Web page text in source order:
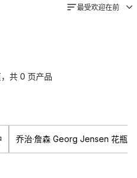
级的品牌。
最受欢迎在前
共 0 页产品
乔治·詹森 Georg Jensen 花瓶